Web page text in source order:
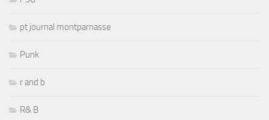
pt journal montparnasse
Punk
r and b
R& B